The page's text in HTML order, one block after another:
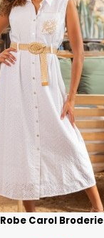
Robe Carol Broderie